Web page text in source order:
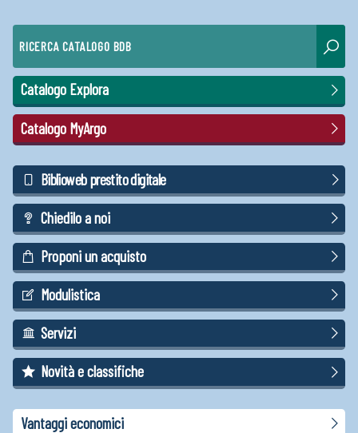
RICERCA CATALOGO BDB
Catalogo Explora
Catalogo MyArgo
Biblioweb prestito digitale
Chiedilo a noi
Proponi un acquisto
Modulistica
Servizi
Novità e classifiche
Vantaggi economici